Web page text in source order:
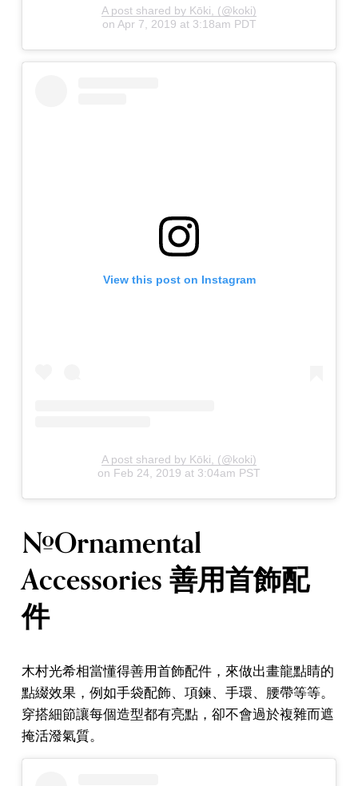
A post shared by Kōki, (@koki)
on Apr 7, 2019 at 3:18am PDT
View this post on Instagram
A post shared by Kōki, (@koki)
on Feb 24, 2019 at 3:04am PST
#Ornamental
Accessories 善用首飾配
件
木村光希相當懂得善用首飾配件，來做出畫龍點睛的
點綴效果，例如手袋配飾、項鍊、手環、腰帶等等。
穿搭細節讓每個造型都有亮點，卻不會過於複雜而遮
掩活潑氣質。